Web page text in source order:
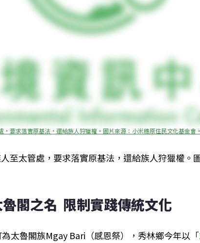
，要求落實原基法，還給族人狩獵權。圖片來源：小米穗原住民文化基金會。
至太管處，要求落實原基法，還給族人狩獵權。
閣之名  限制實踐傳統文化
太魯閣族Mgay Bari（感恩祭），秀林鄉今年以「